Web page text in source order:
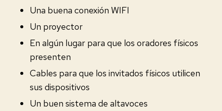
Una buena conexión WIFI
Un proyector
En algún lugar para que los oradores físicos
presenten
Cables para que los invitados físicos utilicen
sus dispositivos
Un buen sistema de altavoces